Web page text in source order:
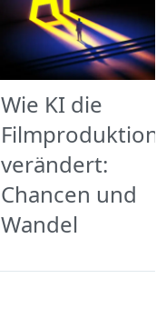
Wie KI die
Filmproduktion
verändert:
Chancen und
Wandel